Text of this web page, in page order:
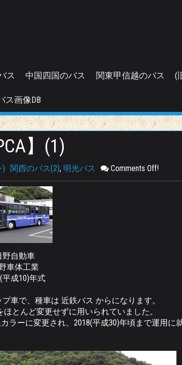
ス 中国四国のバス 関東甲信越のバス (
ス画像DB
】(1)
) 関西のバス(2), 明光バス Comments Off!
野自動車
車体工業
平成10)年式
車で、種車は 近鉄バス からになります。
とんど変更せずに用いられていました。
ラーに変更され、2018(平成30)年頃まで運用に